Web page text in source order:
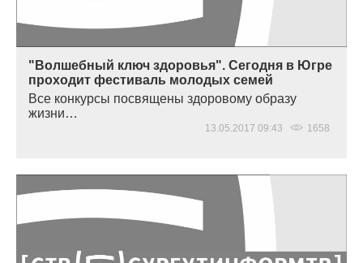
"Волшебный ключ здоровья". Сегодня в Югре
проходит фестиваль молодых семей
Все конкурсы посвящены здоровому образу
жизни…
13.05.2017 09:43 1658